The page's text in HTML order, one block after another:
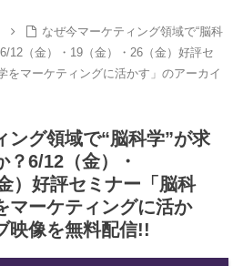
なぜ今マーケティング領域で“脳科
12（金）・19（金）・26（金）好評セ
をマーケティングに活かす」のアーカイ
ング領域で“脳科学”が求
？6/12（金）・
）好評セミナー「脳科
マーケティングに活か
映像を無料配信!!